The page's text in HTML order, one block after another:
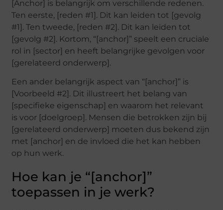
[Anchor] is belangrijk om verschillende redenen.
Ten eerste, [reden #1]. Dit kan leiden tot [gevolg
#1]. Ten tweede, [reden #2]. Dit kan leiden tot
[gevolg #2]. Kortom, “[anchor]” speelt een cruciale
rol in [sector] en heeft belangrijke gevolgen voor
[gerelateerd onderwerp].
Een ander belangrijk aspect van “[anchor]” is
[Voorbeeld #2]. Dit illustreert het belang van
[specifieke eigenschap] en waarom het relevant
is voor [doelgroep]. Mensen die betrokken zijn bij
[gerelateerd onderwerp] moeten dus bekend zijn
met [anchor] en de invloed die het kan hebben
op hun werk.
Hoe kan je “[anchor]”
toepassen in je werk?